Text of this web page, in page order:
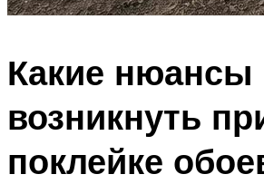
Какие нюансы
возникнуть
поклейке